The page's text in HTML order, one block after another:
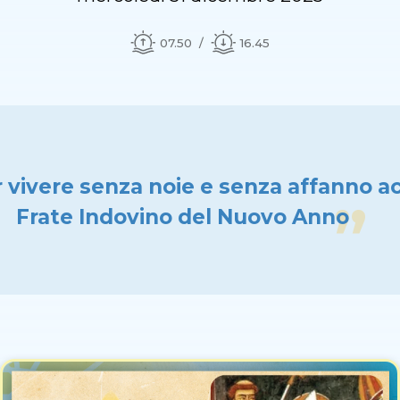
07.50 16.45
vivere senza noie e senza affanno
Frate Indovino del Nuovo Anno